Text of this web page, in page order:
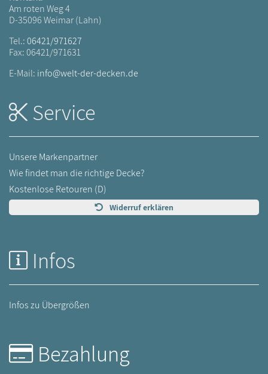
Am roten Weg 4
D-35096 Weimar (Lahn)
Tel.:06421/971627
Fax: 06421/971631
E-Mail: info@welt-der-decken.de
Service
Unsere Markenpartner
Wie findet man die richtige Decke?
Kostenlose Retouren (D)
Widerruf erklären
Infos
Infos zu Übergrößen
Bezahlung